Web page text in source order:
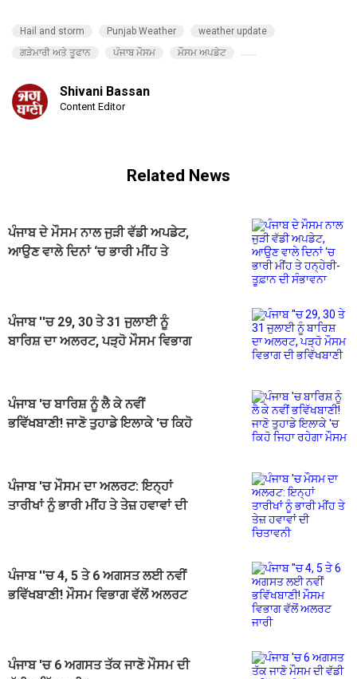
Hail and storm Punjab Weather
weather update
ਗੜੇਮਾਰੀ ਅਤੇ ਤੂਫਾਨ
ਪੰਜਾਬ ਮੌਸਮ ਮੌਸਮ ਅਪਡੇਟ
Shivani Bassan
Content Editor
Related News
ਪੰਜਾਬ ਦੇ ਮੌਸਮ ਨਾਲ ਜੁੜੀ ਵੱਡੀ ਅਪਡੇਟ,
ਆਉਣ ਵਾਲੇ ਦਿਨਾਂ ‘ਚ ਭਾਰੀ ਮੀਂਹ ਤੇ
ਪੰਜਾਬ ''ਚ 29, 30 ਤੇ 31 ਜੁਲਾਈ ਨੂੰ
ਬਾਰਿਸ਼ ਦਾ ਅਲਰਟ, ਪੜ੍ਹੋ ਮੌਸਮ ਵਿਭਾਗ
ਪੰਜਾਬ 'ਚ ਬਾਰਿਸ਼ ਨੂੰ ਲੈ ਕੇ ਨਵੀਂ
ਭਵਿੱਖਬਾਣੀ! ਜਾਣੋ ਤੁਹਾਡੇ ਇਲਾਕੇ 'ਚ ਕਿਹੋ
ਪੰਜਾਬ 'ਚ ਮੌਸਮ ਦਾ ਅਲਰਟ: ਇਨ੍ਹਾਂ
ਤਾਰੀਖਾਂ ਨੂੰ ਭਾਰੀ ਮੀਂਹ ਤੇ ਤੇਜ਼ ਹਵਾਵਾਂ ਦੀ
ਪੰਜਾਬ ''ਚ 4, 5 ਤੇ 6 ਅਗਸਤ ਲਈ ਨਵੀਂ
ਭਵਿੱਖਬਾਣੀ! ਮੌਸਮ ਵਿਭਾਗ ਵੱਲੋਂ ਅਲਰਟ
ਪੰਜਾਬ 'ਚ 6 ਅਗਸਤ ਤੱਕ ਜਾਣੋ ਮੌਸਮ ਦੀ